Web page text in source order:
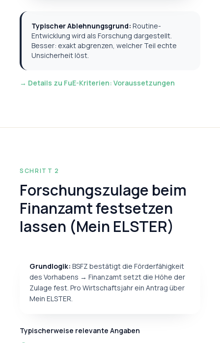
Typischer Ablehnungsgrund: Routine-
Entwicklung wird als Forschung dargestellt.
Besser: exakt abgrenzen, welcher Teil echte
Unsicherheit löst.
→ Details zu FuE-Kriterien: Voraussetzungen
SCHRITT 2
Forschungszulage beim
Finanzamt festsetzen
lassen (Mein ELSTER)
Grundlogik: BSFZ bestätigt die Förderfähigkeit
des Vorhabens → Finanzamt setzt die Höhe der
Zulage fest. Pro Wirtschaftsjahr ein Antrag über
Mein ELSTER.
Typischerweise relevante Angaben